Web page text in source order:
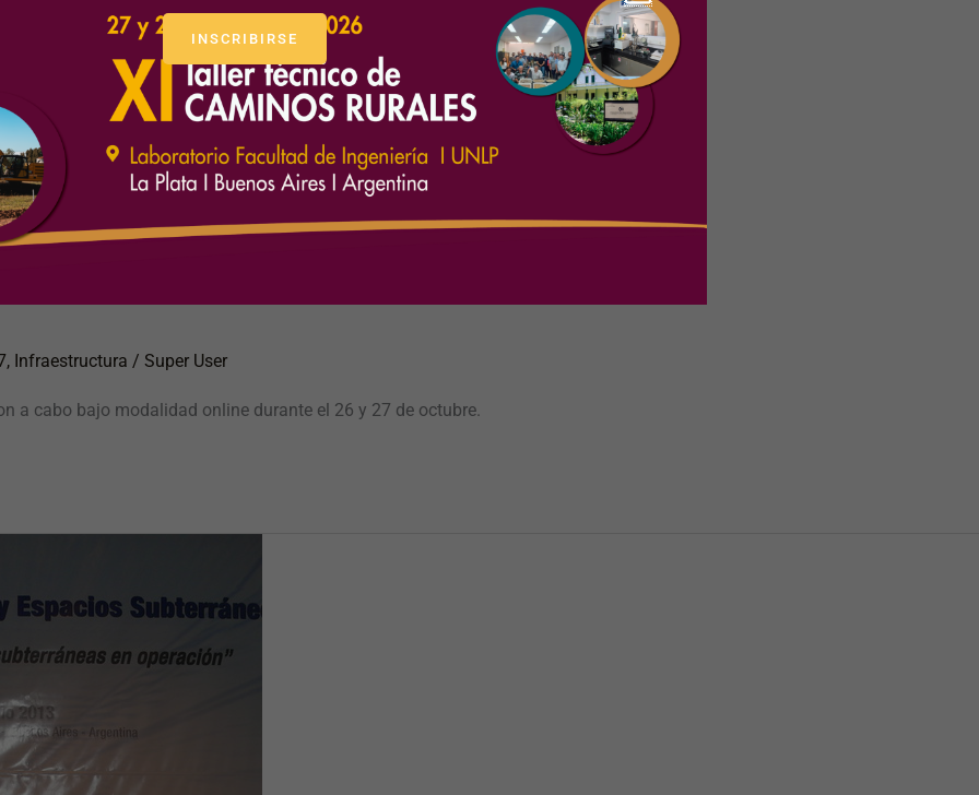
Jornadas de AATES
, Infraestructura / Super User
a cabo bajo modalidad online durante el 26 y 27 de octubre.
INSCRIBIRSE